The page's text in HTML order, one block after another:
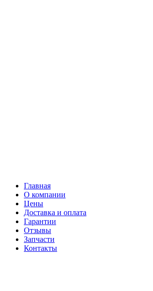
Главная
О компании
Цены
Доставка и оплата
Гарантии
Отзывы
Запчасти
Контакты